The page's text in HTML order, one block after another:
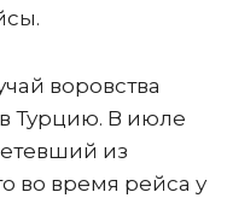
воровства
Турцию. В июле
из
во время рейса у